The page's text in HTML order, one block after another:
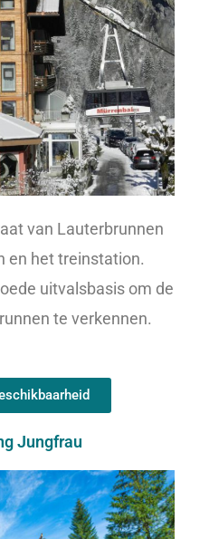
van Lauterbrunnen
en het treinstation.
uitvalsbasis om de
te verkennen.
Jungfrau